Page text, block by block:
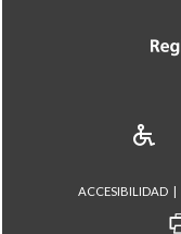
ACCESIBILIDAD